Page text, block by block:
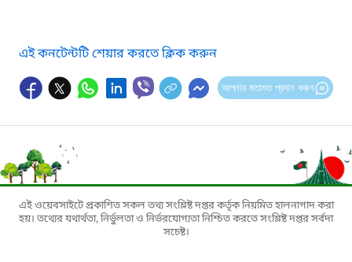
এই কনটেন্টটি শেয়ার করতে ক্লিক করুন
আপনার মতামত প্রদান করুন
এই ওয়েবসাইটে প্রকাশিত সকল তথ্য সংশ্লিষ্ট দপ্তর কর্তৃক নিয়মিত হালনাগাদ করা
হয়। তথ্যের যথার্থতা, নির্ভুলতা ও নির্ভরযোগ্যতা নিশ্চিত করতে সংশ্লিষ্ট দপ্তর সর্বদা
সচেষ্ট।